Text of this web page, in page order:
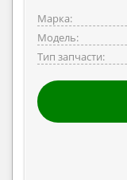
Марка:
Модель:
Тип запчасти: